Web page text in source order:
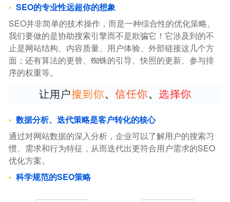
SEO的专业性远超你的想象
SEO并非简单的技术操作，而是一种综合性的优化策略。
我们要做的是协助搜索引擎而不是欺骗它！它涉及到的不
止是网站结构、内容质量、用户体验、外部链接这几个方
面；还有算法的更替、蜘蛛的引导、快照的更新、参与排
序的权重等。
数据分析、迭代策略是客户转化的核心
通过对网站数据的深入分析，企业可以了解用户的搜索习
惯、需求和行为特征，从而迭代出更符合用户需求的SEO
优化方案。
科学规范的SEO策略